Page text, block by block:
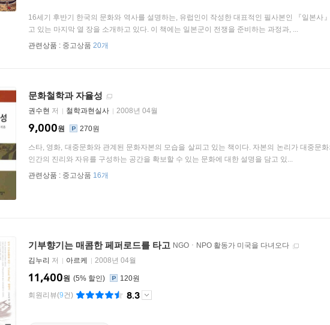
16세기 후반기 한국의 문화와 역사를 설명하는, 유럽인이 작성한 대표적인 필사본인 『일본사
고 있는 마지막 열 장을 소개하고 있다. 이 책에는 일본군이 전쟁을 준비하는 과정과, ...
관련상품 : 중고상품 20개
문화철학과 자율성
권수현 저 철학과현실사 2008년 04월
9,000원 270원
스타, 영화, 대중문화와 관계된 문화자본의 모습을 살피고 있는 책이다. 자본의 논리가 대중문
인간의 진리와 자유를 구성하는 공간을 확보할 수 있는 문화에 대한 설명을 담고 있...
관련상품 : 중고상품 16개
기부향기는 매콤한 페퍼로드를 타고 NGOㆍNPO 활동가 미국을 다녀오다
김누리 저 아르케 2008년 04월
5%
11,400원
120원
회원리뷰(9건) 8.3